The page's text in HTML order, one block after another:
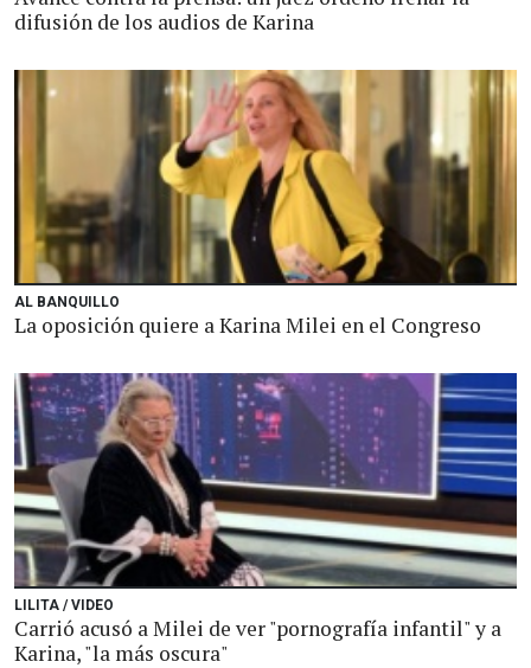
difusión de los audios de Karina
AL BANQUILLO
La oposición quiere a Karina Milei en el Congreso
LILITA / VIDEO
Carrió acusó a Milei de ver "pornografía infantil" y a
Karina, "la más oscura"